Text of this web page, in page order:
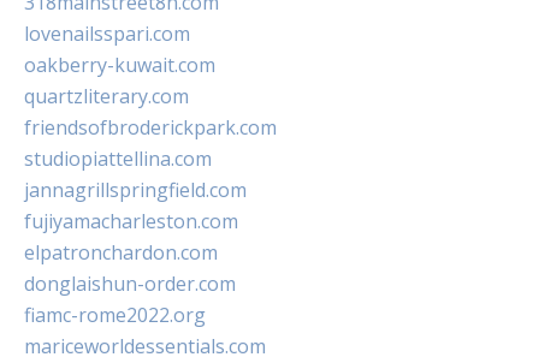
lovenailsspari.com
oakberry-kuwait.com
quartzliterary.com
friendsofbroderickpark.com
studiopiattellina.com
jannagrillspringfield.com
fujiyamacharleston.com
elpatronchardon.com
donglaishun-order.com
fiamc-rome2022.org
mariceworldessentials.com